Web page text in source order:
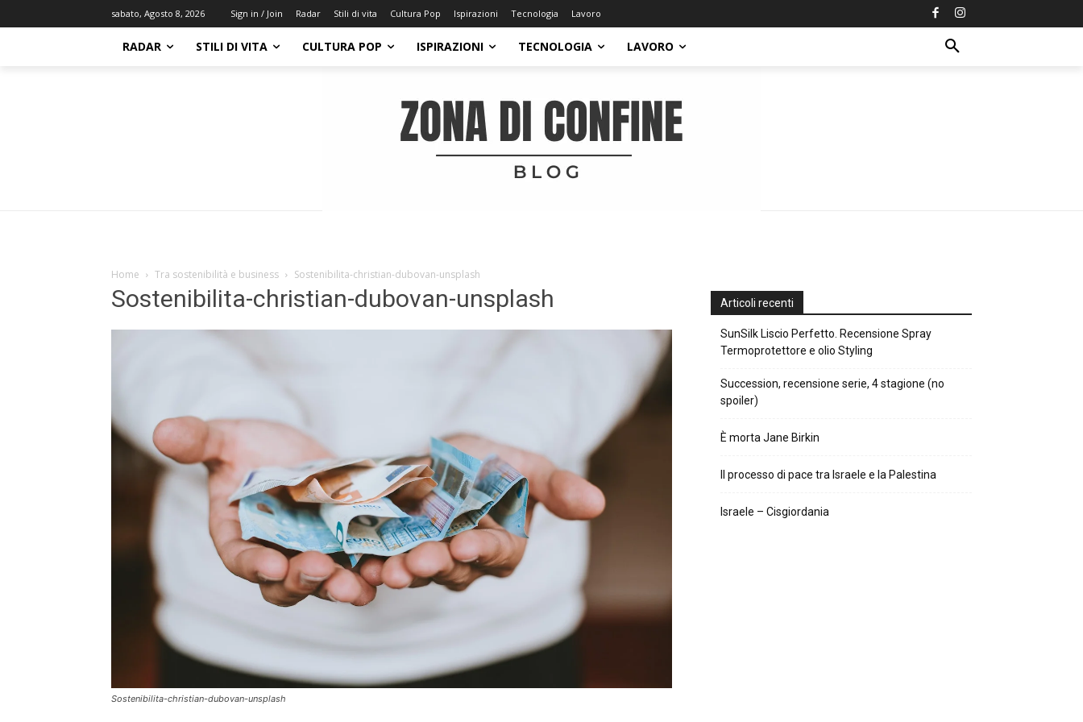
sabato, Agosto 8, 2026 Sign in / Join Radar Stili di vita Cultura Pop Ispirazioni Tecnologia Lavoro
RADAR STILI DI VITA CULTURA POP ISPIRAZIONI TECNOLOGIA LAVORO
Home Tra sostenibilità e business Sostenibilita-christian-dubovan-unsplash
Sostenibilita-christian-dubovan-unsplash
Sostenibilita-christian-dubovan-unsplash
Articoli recenti
SunSilk Liscio Perfetto. Recensione Spray
Termoprotettore e olio Styling
Succession, recensione serie, 4 stagione (no
spoiler)
È morta Jane Birkin
Il processo di pace tra Israele e la Palestina
Israele – Cisgiordania